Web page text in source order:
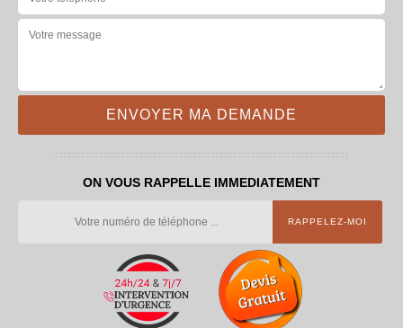
ON VOUS RAPPELLE IMMEDIATEMENT